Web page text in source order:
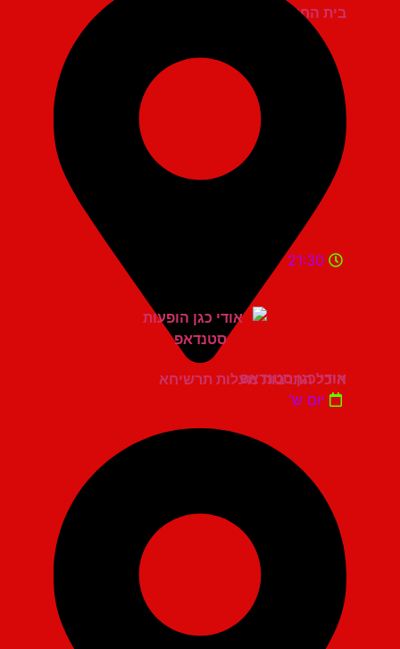
בית החייל תל אביב
היכל התרבות מעלות תרשיחא
21:30
אודי כגן סטנדאפ
יום ש'